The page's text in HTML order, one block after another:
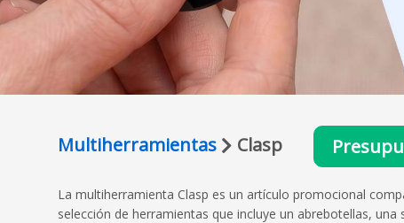
Multiherramientas Clasp
La multiherramienta Clasp es un artículo promocional
selección de herramientas que incluye un abrebotellas,